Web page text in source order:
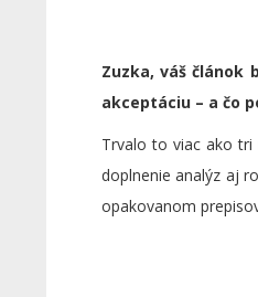
Zuzka, váš článok
akceptáciu – a čo
Trvalo to viac ako tri
doplnenie analýz aj
opakovanom